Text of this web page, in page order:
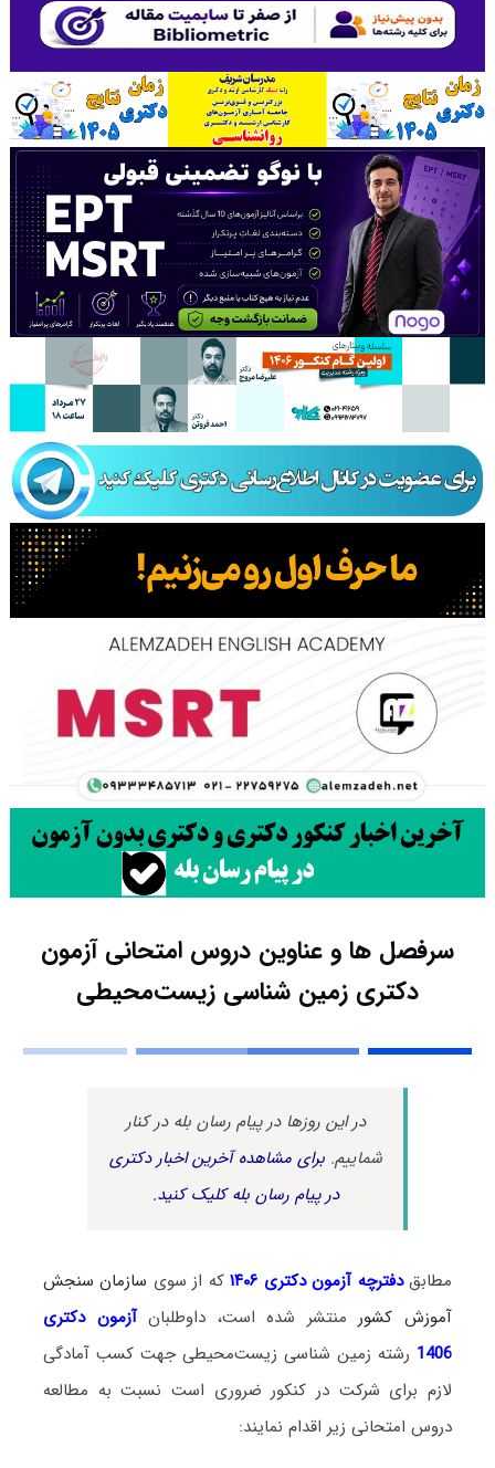
سرفصل ها و عناوین دروس امتحانی آزمون
دکتری زمین شناسی زیست‌محیطی
در این روزها در پیام رسان بله در کنار
شماییم.برای مشاهده آخرین اخبار دکتری
در پیام رسان بله کلیک کنید.
مطابق دفترچه آزمون دکتری ۱۴۰۶ که از سوی سازمان سنجش
آموزش کشورمنتشر شده است، داوطلبان آزمون دکتری
1406 رشته زمین شناسی زیست‌محیطی جهت کسب آمادگی
لازم برای شرکت در کنکور ضروری است نسبت به مطالعه
دروس امتحانی زیر اقدام نمایند: